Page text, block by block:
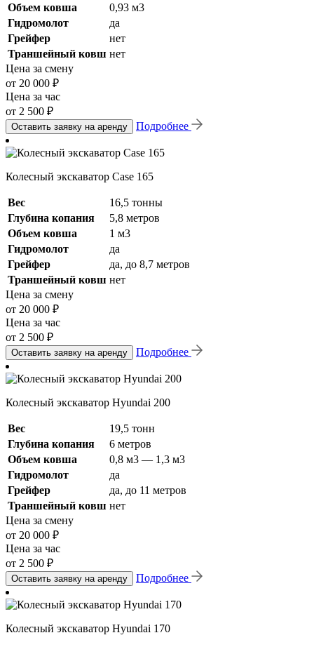
Объем ковша
0,93 м3
Гидромолот
да
Грейфер
нет
Траншейный ковш нет
Цена за смену
от 20 000 ₽
Цена за час
от 2 500 ₽
Оставить заявку на аренду Подробнее
Колесный экскаватор Case 165
Вес
16,5 тонны
Глубина копания
5,8 метров
Объем ковша
1 м3
Гидромолот
да
Грейфер
да, до 8,7 метров
Траншейный ковш нет
Цена за смену
от 20 000 ₽
Цена за час
от 2 500 ₽
Оставить заявку на аренду Подробнее
Колесный экскаватор Hyundai 200
Вес
19,5 тонн
Глубина копания
6 метров
Объем ковша
0,8 м3 — 1,3 м3
Гидромолот
да
Грейфер
да, до 11 метров
Траншейный ковш нет
Цена за смену
от 20 000 ₽
Цена за час
от 2 500 ₽
Оставить заявку на аренду Подробнее
Колесный экскаватор Hyundai 170